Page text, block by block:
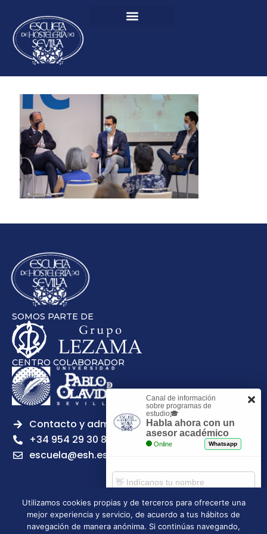
SOMOS PARTE DE
CENTRO COLABORADOR
Contacto y admisiones
+34 954 29 30 81
escuela@esh.es
Aviso legal Política de Privacidad
Política de Cookies
Utilizamos cookies propias y de terceros para ofrecerte una
mejor experiencia y servicio, de acuerdo a tus hábitos de
navegación de manera anónima. Si continúas navegando,
Canal de información
sobre programas de
estudio🎓
Habla ahora con un
asesor académico
Online Whatsapp
Comenzar chat